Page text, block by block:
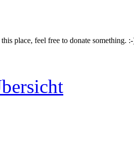
place, feel free to donate something.